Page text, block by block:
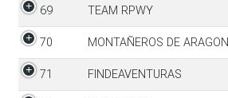
69 TEAM RPWY
70 MONTAÑEROS DE ARAGON
71 FINDEAVENTURAS